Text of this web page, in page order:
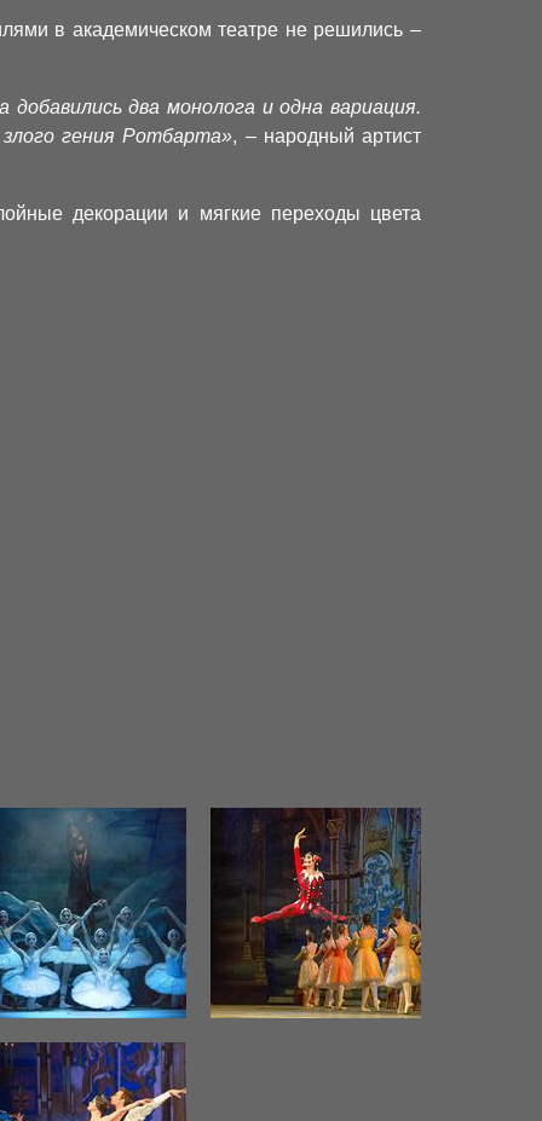
в академическом театре не решились –
два монолога и одна вариация.
гения Ротбарта», – народный артист
декорации и мягкие переходы цвета